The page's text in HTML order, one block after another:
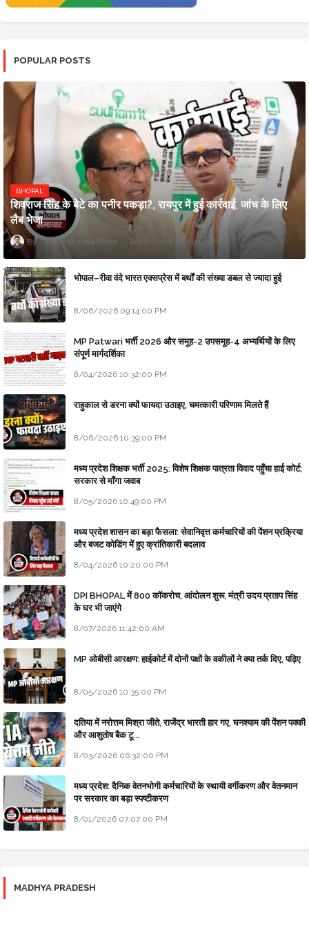
POPULAR POSTS
BHOPAL
शिवराज सिंह के बेटे का पनीर पकड़ा?, रायपुर में हुई कार्रवाई, जांच के लिए
लैब भेजा
Updesh Awasthee 8/06/2026 10:09:00 PM
भोपाल–रीवा वंदे भारत एक्सप्रेस में बर्थों की संख्या डबल से ज्यादा हुई
8/06/2026 09:14:00 PM
MP Patwari भर्ती 2026 और समूह-2 उपसमूह-4 अभ्यर्थियों के लिए
संपूर्ण मार्गदर्शिका
8/04/2026 10:32:00 PM
राहुकाल से डरना क्यों फायदा उठाइए, चमत्कारी परिणाम मिलते हैं
8/06/2026 10:39:00 PM
मध्य प्रदेश शिक्षक भर्ती 2025: विशेष शिक्षक पात्रता विवाद पहुँचा हाई कोर्ट;
सरकार से माँगा जवाब
8/05/2026 10:49:00 PM
मध्य प्रदेश शासन का बड़ा फैसला: सेवानिवृत्त कर्मचारियों की पेंशन प्रक्रिया
और बजट कोडिंग में हुए क्रांतिकारी बदलाव
8/04/2026 10:20:00 PM
DPI BHOPAL में 800 कॉकरोच, आंदोलन शुरू, मंत्री उदय प्रताप सिंह
के घर भी जाएंगे
8/07/2026 11:42:00 AM
MP ओबीसी आरक्षण: हाईकोर्ट में दोनों पक्षों के वकीलों ने क्या तर्क दिए, पढ़िए
8/05/2026 10:35:00 PM
दतिया में नरोत्तम मिश्रा जीते, राजेंद्र भारती हार गए, घनश्याम की पेंशन पक्की
और आशुतोष बैक टू...
8/03/2026 06:32:00 PM
मध्य प्रदेश: दैनिक वेतनभोगी कर्मचारियों के स्थायी वर्गीकरण और वेतनमान
पर सरकार का बड़ा स्पष्टीकरण
8/01/2026 07:07:00 PM
MADHYA PRADESH